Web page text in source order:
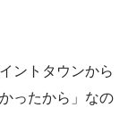
ントタウンから
ったから」なの